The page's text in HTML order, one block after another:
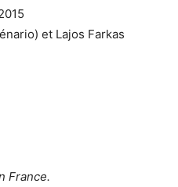
et Lajos Farkas
France.